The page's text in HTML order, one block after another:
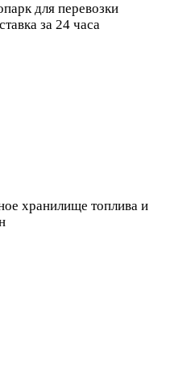
для перевозки
за 24 часа
хранилище топлива и